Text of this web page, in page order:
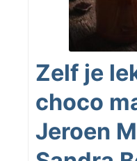
Zelf je
choco
Jeroen